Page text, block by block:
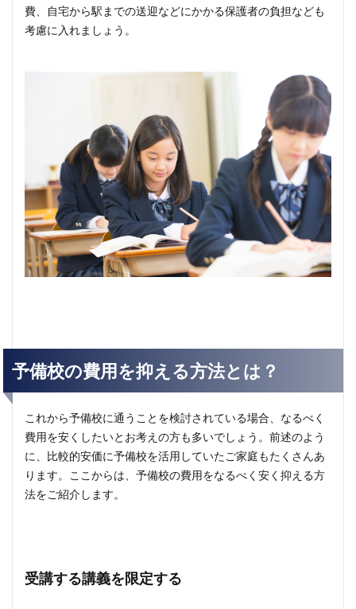
費、自宅から駅までの送迎などにかかる保護者の負担なども
考慮に入れましょう。
予備校の費用を抑える方法とは？
これから予備校に通うことを検討されている場合、なるべく
費用を安くしたいとお考えの方も多いでしょう。前述のよう
に、比較的安価に予備校を活用していたご家庭もたくさんあ
ります。ここからは、予備校の費用をなるべく安く抑える方
法をご紹介します。
受講する講義を限定する